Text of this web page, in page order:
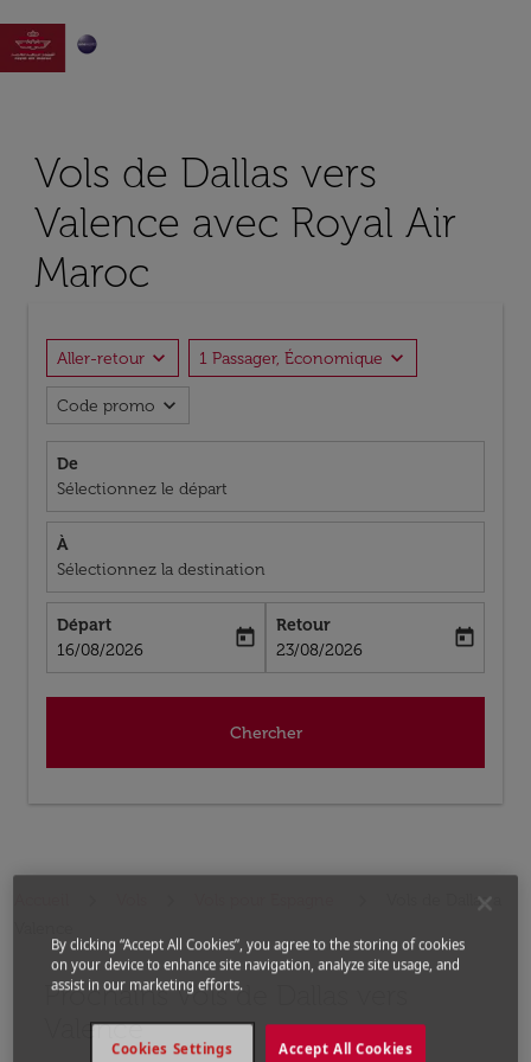

Vols de Dallas vers
Valence avec Royal Air
Maroc
Aller-retour expand_more 1 Passager, Économique expand_more
Code promo expand_more
De
Sélectionnez le départ
À
Sélectionnez la destination
Départ
fc-booking-departure-date-aria-label
16/08/2026
today
Retour
fc-booking-return-date-aria-label
23/08/2026
today
Chercher
Vols de Dallas a
Prochains Vols de Dallas vers
Valence
Aucun tarif trouvé pour les options populaires
By clicking “Accept All Cookies”, you agree to the storing of cookies
on your device to enhance site navigation, analyze site usage, and
assist in our marketing efforts.
Accept All Cookies
Cookies Settings